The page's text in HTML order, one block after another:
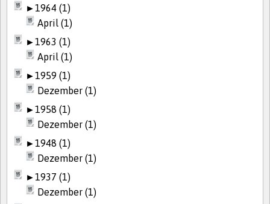
►1964 (1)
April (1)
►1963 (1)
April (1)
►1959 (1)
Dezember (1)
►1958 (1)
Dezember (1)
►1948 (1)
Dezember (1)
►1937 (1)
Dezember (1)